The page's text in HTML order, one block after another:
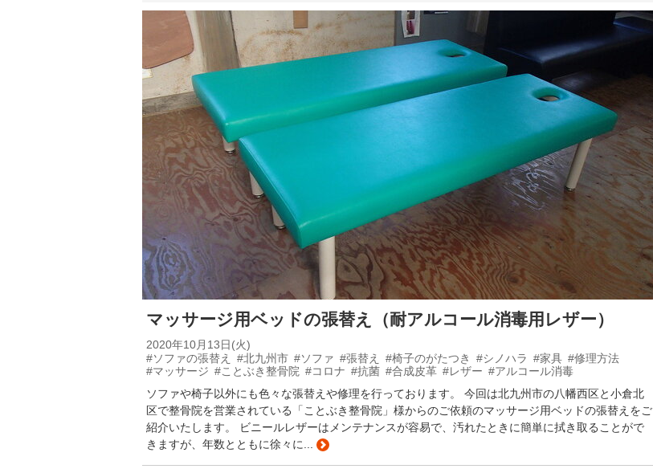
マッサージ用ベッドの張替え（耐アルコール消毒用レザー）
2020年10月13日(火)
#ソファの張替え
#北九州市 #ソファ #張替え #椅子のがたつき #シノハラ #家具 #修理方法
#マッサージ #ことぶき整骨院 #コロナ #抗菌 #合成皮革 #レザー #アルコール消毒
ソファや椅子以外にも色々な張替えや修理を行っております。 今回は北九州市の八幡西区と小倉北
区で整骨院を営業されている「ことぶき整骨院」様からのご依頼のマッサージ用ベッドの張替えをご
紹介いたします。 ビニールレザーはメンテナンスが容易で、汚れたときに簡単に拭き取ることがで
きますが、年数とともに徐々に...